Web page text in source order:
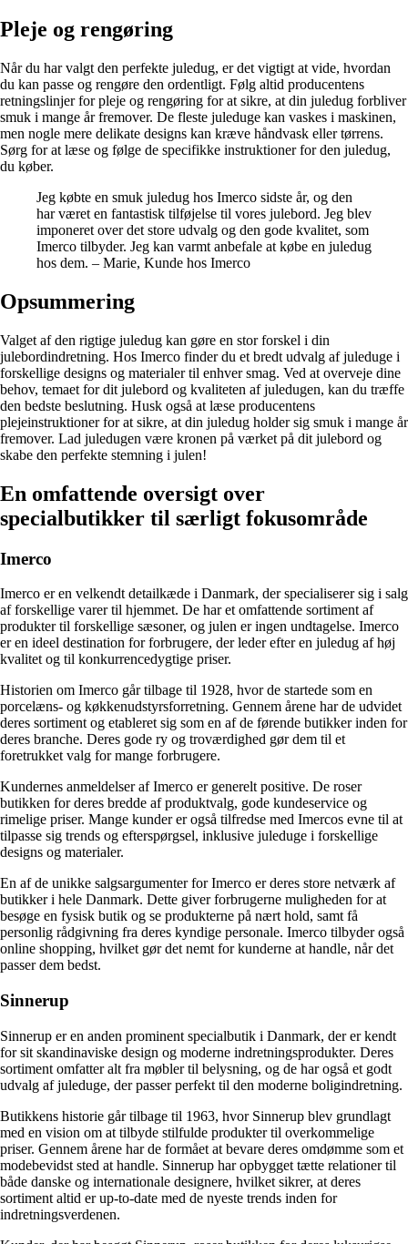
Pleje og rengøring
Når du har valgt den perfekte juledug, er det vigtigt at vide, hvordan
du kan passe og rengøre den ordentligt. Følg altid producentens
retningslinjer for pleje og rengøring for at sikre, at din juledug forbliver
smuk i mange år fremover. De fleste juleduge kan vaskes i maskinen,
men nogle mere delikate designs kan kræve håndvask eller tørrens.
Sørg for at læse og følge de specifikke instruktioner for den juledug,
du køber.
Jeg købte en smuk juledug hos Imerco sidste år, og den
har været en fantastisk tilføjelse til vores julebord. Jeg blev
imponeret over det store udvalg og den gode kvalitet, som
Imerco tilbyder. Jeg kan varmt anbefale at købe en juledug
hos dem. – Marie, Kunde hos Imerco
Opsummering
Valget af den rigtige juledug kan gøre en stor forskel i din
julebordindretning. Hos Imerco finder du et bredt udvalg af juleduge i
forskellige designs og materialer til enhver smag. Ved at overveje dine
behov, temaet for dit julebord og kvaliteten af juledugen, kan du træffe
den bedste beslutning. Husk også at læse producentens
plejeinstruktioner for at sikre, at din juledug holder sig smuk i mange år
fremover. Lad juledugen være kronen på værket på dit julebord og
skabe den perfekte stemning i julen!
En omfattende oversigt over
specialbutikker til særligt fokusområde
Imerco
Imerco er en velkendt detailkæde i Danmark, der specialiserer sig i salg
af forskellige varer til hjemmet. De har et omfattende sortiment af
produkter til forskellige sæsoner, og julen er ingen undtagelse. Imerco
er en ideel destination for forbrugere, der leder efter en juledug af høj
kvalitet og til konkurrencedygtige priser.
Historien om Imerco går tilbage til 1928, hvor de startede som en
porcelæns- og køkkenudstyrsforretning. Gennem årene har de udvidet
deres sortiment og etableret sig som en af de førende butikker inden for
deres branche. Deres gode ry og troværdighed gør dem til et
foretrukket valg for mange forbrugere.
Kundernes anmeldelser af Imerco er generelt positive. De roser
butikken for deres bredde af produktvalg, gode kundeservice og
rimelige priser. Mange kunder er også tilfredse med Imercos evne til at
tilpasse sig trends og efterspørgsel, inklusive juleduge i forskellige
designs og materialer.
En af de unikke salgsargumenter for Imerco er deres store netværk af
butikker i hele Danmark. Dette giver forbrugerne muligheden for at
besøge en fysisk butik og se produkterne på nært hold, samt få
personlig rådgivning fra deres kyndige personale. Imerco tilbyder også
online shopping, hvilket gør det nemt for kunderne at handle, når det
passer dem bedst.
Sinnerup
Sinnerup er en anden prominent specialbutik i Danmark, der er kendt
for sit skandinaviske design og moderne indretningsprodukter. Deres
sortiment omfatter alt fra møbler til belysning, og de har også et godt
udvalg af juleduge, der passer perfekt til den moderne boligindretning.
Butikkens historie går tilbage til 1963, hvor Sinnerup blev grundlagt
med en vision om at tilbyde stilfulde produkter til overkommelige
priser. Gennem årene har de formået at bevare deres omdømme som et
modebevidst sted at handle. Sinnerup har opbygget tætte relationer til
både danske og internationale designere, hvilket sikrer, at deres
sortiment altid er up-to-date med de nyeste trends inden for
indretningsverdenen.